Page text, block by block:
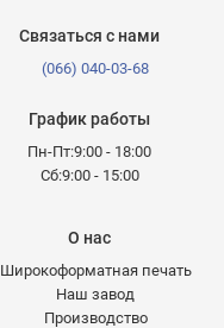
Связаться с нами
(066) 040-03-68
График работы
Пн-Пт:9:00 - 18:00
Сб:9:00 - 15:00
О нас
Широкоформатная печать
Наш завод
Производство